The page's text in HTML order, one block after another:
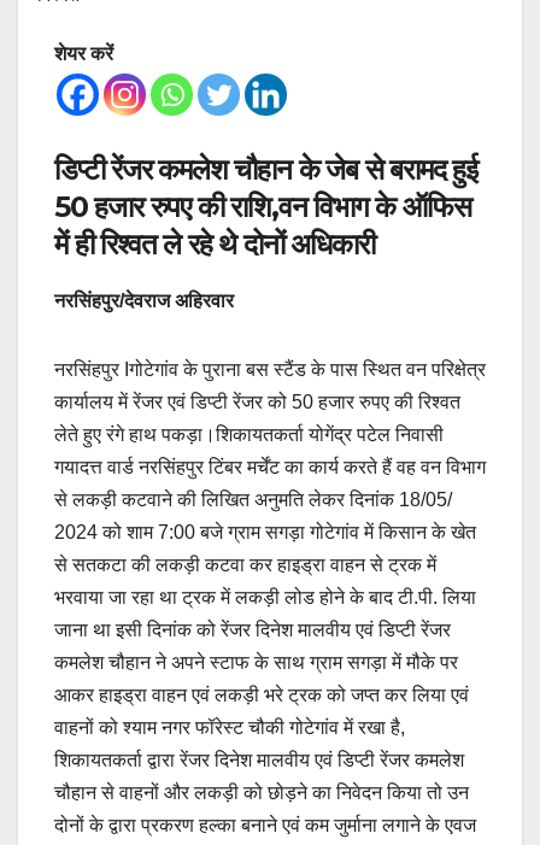
शेयर करें
डिप्टी रेंजर कमलेश चौहान के जेब से बरामद हुई
50 हजार रुपए की राशि,वन विभाग के ऑफिस
में ही रिश्वत ले रहे थे दोनों अधिकारी
नरसिंहपुर/देवराज अहिरवार
नरसिंहपुर Iगोटेगांव के पुराना बस स्टैंड के पास स्थित वन परिक्षेत्र
कार्यालय में रेंजर एवं डिप्टी रेंजर को 50 हजार रुपए की रिश्वत
लेते हुए रंगे हाथ पकड़ा।शिकायतकर्ता योगेंद्र पटेल निवासी
गयादत्त वार्ड नरसिंहपुर टिंबर मर्चेंट का कार्य करते हैं वह वन विभाग
से लकड़ी कटवाने की लिखित अनुमति लेकर दिनांक 18/05/
2024 को शाम 7:00 बजे ग्राम सगड़ा गोटेगांव में किसान के खेत
से सतकटा की लकड़ी कटवा कर हाइड्रा वाहन से ट्रक में
भरवाया जा रहा था ट्रक में लकड़ी लोड होने के बाद टी.पी. लिया
जाना था इसी दिनांक को रेंजर दिनेश मालवीय एवं डिप्टी रेंजर
कमलेश चौहान ने अपने स्टाफ के साथ ग्राम सगड़ा में मौके पर
आकर हाइड्रा वाहन एवं लकड़ी भरे ट्रक को जप्त कर लिया एवं
वाहनों को श्याम नगर फॉरेस्ट चौकी गोटेगांव में रखा है,
शिकायतकर्ता द्वारा रेंजर दिनेश मालवीय एवं डिप्टी रेंजर कमलेश
चौहान से वाहनों और लकड़ी को छोड़ने का निवेदन किया तो उन
दोनों के द्वारा प्रकरण हल्का बनाने एवं कम जुर्माना लगाने के एवज